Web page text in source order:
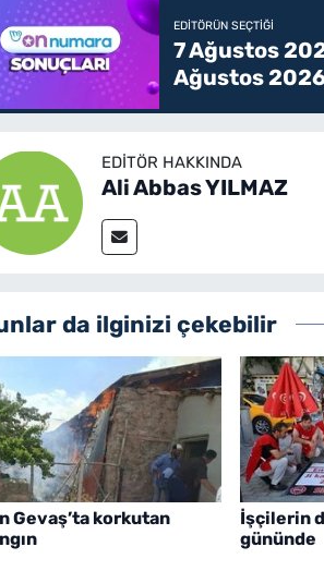
EDITÖRÜN SEÇTIĞI
7 Ağustos
Ağustos
EDITÖR HAKKINDA
Ali Abbas YILMAZ
da ilginizi çekebilir
Gevaş’ta korkutan
İşçilerin
gününde